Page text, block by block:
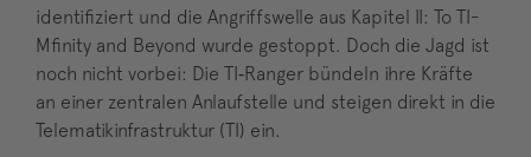
identifiziert und die Angriffswelle aus Kapitel II: To TI-
Mfinity and Beyond wurde gestoppt. Doch die Jagd ist
noch nicht vorbei: Die TI‑Ranger bündeln ihre Kräfte
an einer zentralen Anlaufstelle und steigen direkt in die
Telematikinfrastruktur (TI) ein.